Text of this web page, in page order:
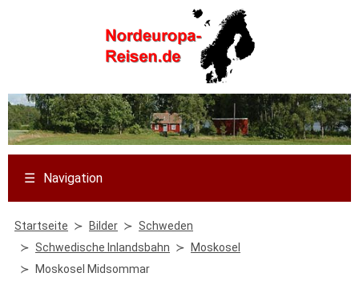
☰ Navigation
Startseite Bilder
Schweden
Schwedische Inlandsbahn
Moskosel
Moskosel Midsommar